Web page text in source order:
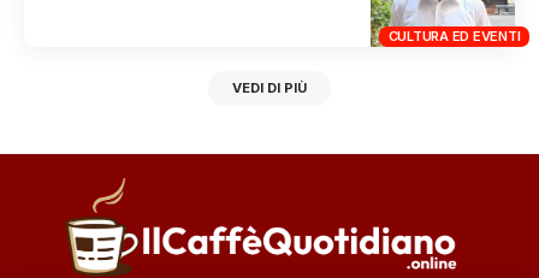
CULTURA ED EVENTI
VEDI DI PIÙ